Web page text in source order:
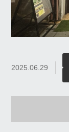
2025.06.29